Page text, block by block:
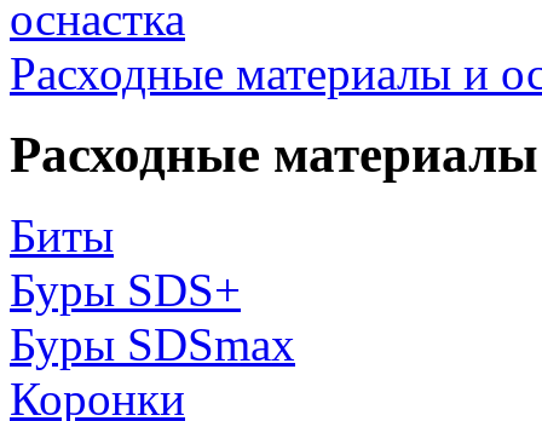
Расходные материалы и
Расходные
Биты
Буры SDS+
Буры SDSmax
Коронки